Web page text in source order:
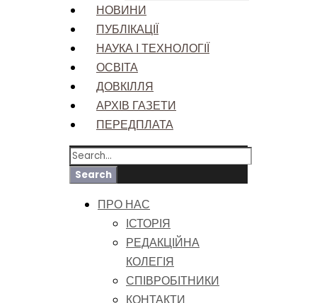
НОВИНИ
ПУБЛІКАЦІЇ
НАУКА І ТЕХНОЛОГІЇ
ОСВІТА
ДОВКІЛЛЯ
АРХІВ ГАЗЕТИ
ПЕРЕДПЛАТА
ПРО НАС
ІСТОРІЯ
РЕДАКЦІЙНА
КОЛЕГІЯ
СПІВРОБІТНИКИ